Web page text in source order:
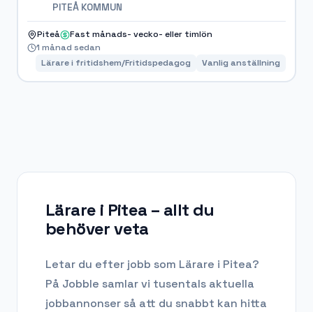
PITEÅ KOMMUN
Piteå
Fast månads- vecko- eller timlön
1 månad sedan
Lärare i fritidshem/Fritidspedagog
Vanlig anställning
Lärare i Pitea – allt du
behöver veta
Letar du efter jobb som Lärare i Pitea?
På Jobble samlar vi tusentals aktuella
jobbannonser så att du snabbt kan hitta